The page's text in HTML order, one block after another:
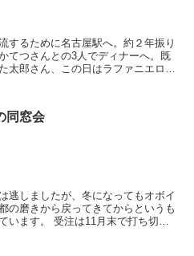
するために名古屋駅へ。約２年振り
てつさんとの3人でディナーへ。既
太郎さん、この日はラファニエロで
同窓会
逃しましたが、冬になってもオボイ
の磨きから戻ってきてからというも
月末で打ち切り